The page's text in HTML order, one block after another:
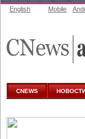
аналитике
English Mobile
CNEWS